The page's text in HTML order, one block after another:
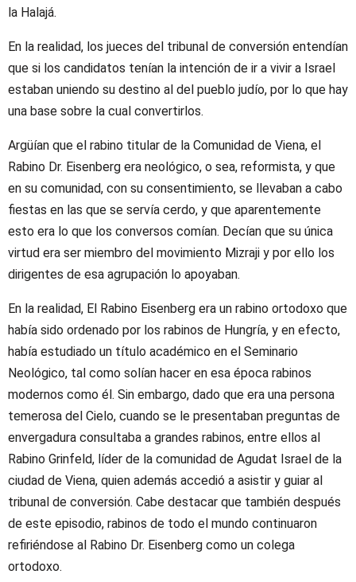
la Halajá.
En la realidad, los jueces del tribunal de conversión entendían
que si los candidatos tenían la intención de ir a vivir a Israel
estaban uniendo su destino al del pueblo judío, por lo que hay
una base sobre la cual convertirlos.
Argüían que el rabino titular de la Comunidad de Viena, el
Rabino Dr. Eisenberg era neológico, o sea, reformista, y que
en su comunidad, con su consentimiento, se llevaban a cabo
fiestas en las que se servía cerdo, y que aparentemente
esto era lo que los conversos comían. Decían que su única
virtud era ser miembro del movimiento Mizraji y por ello los
dirigentes de esa agrupación lo apoyaban.
En la realidad, El Rabino Eisenberg era un rabino ortodoxo que
había sido ordenado por los rabinos de Hungría, y en efecto,
había estudiado un título académico en el Seminario
Neológico, tal como solían hacer en esa época rabinos
modernos como él. Sin embargo, dado que era una persona
temerosa del Cielo, cuando se le presentaban preguntas de
envergadura consultaba a grandes rabinos, entre ellos al
Rabino Grinfeld, líder de la comunidad de Agudat Israel de la
ciudad de Viena, quien además accedió a asistir y guiar al
tribunal de conversión. Cabe destacar que también después
de este episodio, rabinos de todo el mundo continuaron
refiriéndose al Rabino Dr. Eisenberg como un colega
ortodoxo.